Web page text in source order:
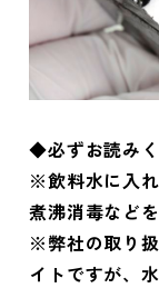
◆必ずお読み
※飲料水に入
煮沸消毒など
※弊社の取り
イトですが、